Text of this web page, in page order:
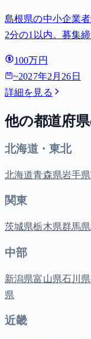
島根県の中小企業
2分の1以内。募集締
100万円
~2027年2月26日
詳細を見る
他の都道府
北海道・東北
北海道青森県岩手県
関東
茨城県栃木県群馬県
中部
新潟県富山県石川県
県
近畿